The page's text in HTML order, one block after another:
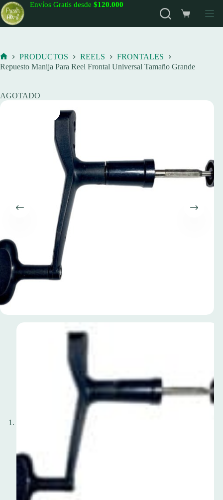
Saltar
al
contenido
Envíos Gratis desde $120.000
Carro
de
Inicio
PRODUCTOS REELS
FRONTALES
Repuesto Manija Para Reel Frontal Universal Tamaño Grande
AGOTADO